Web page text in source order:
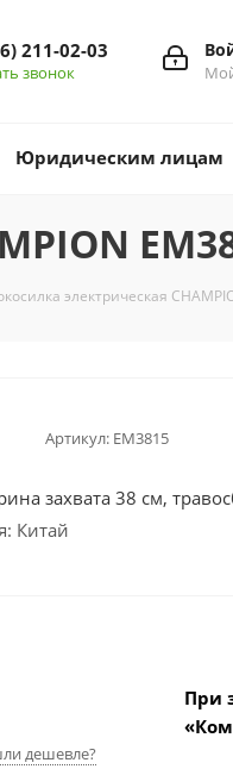
211-02-03
звонок
Юридическим лицам
электрическая
Артикул: EM3815
захвата 38 см,
Китай
дешевле?
При